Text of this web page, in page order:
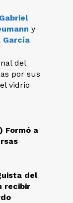
Gabriel
y
García
del
por sus
vidrio
Formó a
del
recibir